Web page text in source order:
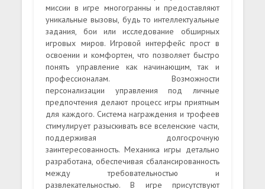
миссии в игре многогранны и предоставляют
уникальные вызовы, будь то интеллектуальные
задания, бои или исследование обширных
игровых миров. Игровой интерфейс прост в
освоении и комфортен, что позволяет быстро
понять управление как начинающим, так и
профессионалам. Возможности
персонализации управления под личные
предпочтения делают процесс игры приятным
для каждого. Система награждения и трофеев
стимулирует разыскивать все вселенские части,
поддерживая долгосрочную
заинтересованность. Механика игры детально
разработана, обеспечивая сбалансированность
между требовательностью и
развлекательностью. В игре присутствуют